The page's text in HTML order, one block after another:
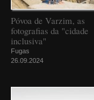
Póvoa de Varzim, as
fotografias da "cidade
inclusiva"
Fugas
26.09.2024